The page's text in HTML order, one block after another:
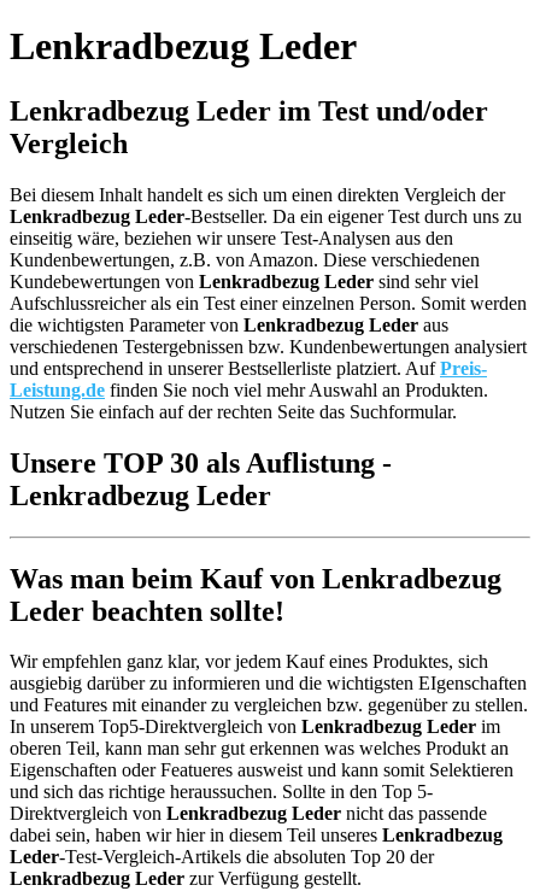
Lenkradbezug Leder
Lenkradbezug Leder im Test und/oder
Vergleich
Bei diesem Inhalt handelt es sich um einen direkten Vergleich der
Lenkradbezug Leder-Bestseller. Da ein eigener Test durch uns zu
einseitig wäre, beziehen wir unsere Test-Analysen aus den
Kundenbewertungen, z.B. von Amazon. Diese verschiedenen
Kundebewertungen von Lenkradbezug Leder sind sehr viel
Aufschlussreicher als ein Test einer einzelnen Person. Somit werden
die wichtigsten Parameter von Lenkradbezug Leder aus
verschiedenen Testergebnissen bzw. Kundenbewertungen analysiert
und entsprechend in unserer Bestsellerliste platziert. AufPreis-
Leistung.de finden Sie noch viel mehr Auswahl an Produkten.
Nutzen Sie einfach auf der rechten Seite das Suchformular.
Unsere TOP 30 als Auflistung -
Lenkradbezug Leder
Was man beim Kauf von Lenkradbezug
Leder beachten sollte!
Wir empfehlen ganz klar, vor jedem Kauf eines Produktes, sich
ausgiebig darüber zu informieren und die wichtigsten EIgenschaften
und Features mit einander zu vergleichen bzw. gegenüber zu stellen.
In unserem Top5-Direktvergleich von Lenkradbezug Leder im
oberen Teil, kann man sehr gut erkennen was welches Produkt an
Eigenschaften oder Featueres ausweist und kann somit Selektieren
und sich das richtige heraussuchen. Sollte in den Top 5-
Direktvergleich von Lenkradbezug Leder nicht das passende
dabei sein, haben wir hier in diesem Teil unseres Lenkradbezug
Leder-Test-Vergleich-Artikels die absoluten Top 20 der
Lenkradbezug Leder zur Verfügung gestellt.